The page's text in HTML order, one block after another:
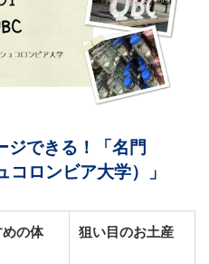
ジできる！「名門
ロンビア大学）」
の体
狙い目のお土産